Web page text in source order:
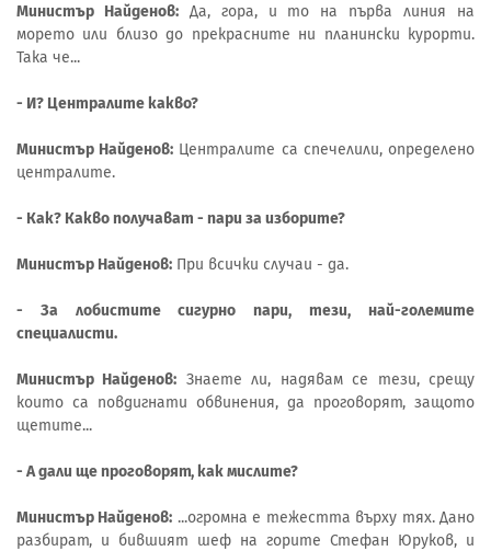
Министър Найденов:Да, гора, и то на първа линия на
морето или близо до прекрасните ни планински курорти.
Така че...
- И? Централите какво?
Министър Найденов: Централите са спечелили, определено
централите.
- Как? Какво получават - пари за изборите?
Министър Найденов: При всички случаи - да.
- За лобистите сигурно пари, тези, най-големите
специалисти.
Министър Найденов: Знаете ли, надявам се тези, срещу
които са повдигнати обвинения, да проговорят, защото
щетите...
- А дали ще проговорят, как мислите?
Министър Найденов: ...огромна е тежестта върху тях. Дано
разбират, и бившият шеф на горите Стефан Юруков, и